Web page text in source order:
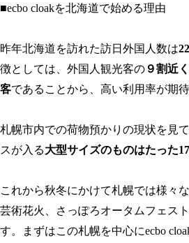
■ecbo cloakを北海道で始める理由
昨年北海道を訪れた訪日外国人数は
徴としては、外国人観光客の ９割近
客であることから、高い利用率が期待
札幌市内での荷物預かりの現状を見
スが入る大型サイズのものはたった
これから秋冬にかけて札幌では様々
芸術花火、さっぽろオータムフェス
す。まずはこの札幌を中心にecbo